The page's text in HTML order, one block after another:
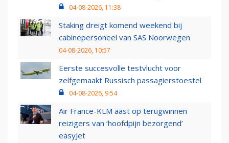
04-08-2026, 11:38
Staking dreigt komend weekend bij
cabinepersoneel van SAS Noorwegen
04-08-2026, 10:57
Eerste succesvolle testvlucht voor
zelfgemaakt Russisch passagierstoestel
04-08-2026, 9:54
Air France-KLM aast op terugwinnen
reizigers van ‘hoofdpijn bezorgend’
easyJet